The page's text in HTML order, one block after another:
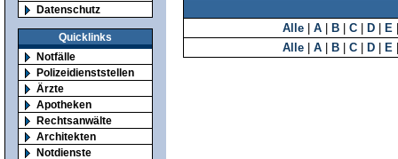
Datenschutz
Quicklinks
Notfälle
Polizeidienststellen
Ärzte
Apotheken
Rechtsanwälte
Architekten
Notdienste
Alle A B C D E
Alle
A B C D E